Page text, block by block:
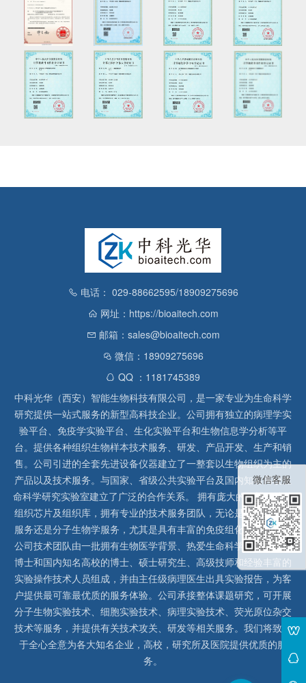
电话： 029-88662595/18909275696
网址：https://bioaitech.com
邮箱：sales@bioaitech.com
微信：18909275696
QQ ：1181745389
中科光华（西安）智能生物科技有限公司，是一家专业为生命科学
研究提供一站式服务的新型高科技企业。公司拥有独立的病理学实
验平台、免疫学实验平台、生化实验平台和生物信息学分析等平
台。提供各种组织生物样本技术服务、研发、产品开发、生产和销
售。公司引进的全套先进设备仪器建立了一整套以生物组织为主的
产品以及技术服务。与国家、省级公共实验平台及国内知名高校生
命科学研究实验室建立了广泛的合作关系。 拥有庞大的石蜡、冰冻
组织芯片及组织库，拥有专业的技术服务团队，无论是形态病理学
服务还是分子生物学服务，尤其是具有丰富的免疫组化实验经验，
公司技术团队由一批拥有生物医学背景、热爱生命科学研究的留美
博士和国内知名高校的博士、硕士研究生、高级技师和经验丰富的
实验操作技术人员组成，并由主任级病理医生出具实验报告，为客
户提供最可靠最优质的服务体验。公司承接整体课题研究，可开展
分子生物实验技术、细胞实验技术、病理实验技术、荧光原位杂交
技术等服务，并提供有关技术攻关、研发等相关服务。我们将致力
于全心全意为各大知名企业，高校，研究所及医院提供优质的服
务。
微信客服